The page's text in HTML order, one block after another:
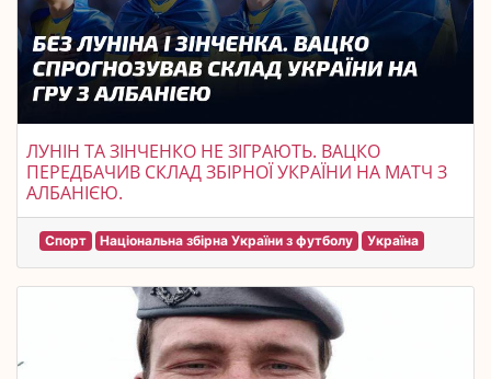
ЛУНІН ТА ЗІНЧЕНКО НЕ ЗІГРАЮТЬ. ВАЦКО
ПЕРЕДБАЧИВ СКЛАД ЗБІРНОЇ УКРАЇНИ НА МАТЧ З
АЛБАНІЄЮ.
Спорт Національна збірна України з футболу Україна